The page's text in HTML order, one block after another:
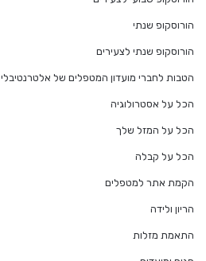
הורוסקופ שנתי
הורוסקופ שנתי לצעירים
הטבות לחברי מועדון המטפלים של אלטרנטיבלי
הכל על אסטרולוגיה
הכל על המזל שלך
הכל על קבלה
הקמת אתר למטפלים
הריון ולידה
התאמת מזלות